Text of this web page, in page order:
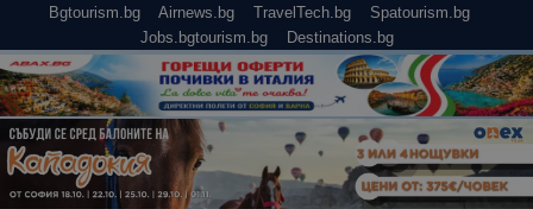
Bgtourism.bg Airnews.bg TravelTech.bg
Spatourism.bg
Jobs.bgtourism.bg
Destinations.bg